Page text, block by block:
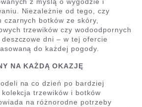
Niezależnie od tego, czy
czarnych botków ze skóry,
trzewików czy wodoodpornych
dni – w tej ofercie
do każdej pogody.
NA KAŻDĄ OKAZJĘ
na co dzień po bardziej
trzewików i botków
na różnorodne potrzeby